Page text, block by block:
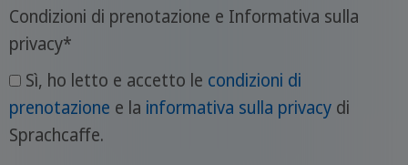
Condizioni di prenotazione e Informativa sulla
privacy*
Sì, ho letto e accetto le condizioni di
prenotazione e la informativa sulla privacydi
Sprachcaffe.